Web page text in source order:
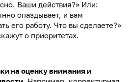
Ваши действия?» Или:
опаздывает, и вам
его работу. Что вы сделаете?»
о приоритетах.
на оценку внимания и